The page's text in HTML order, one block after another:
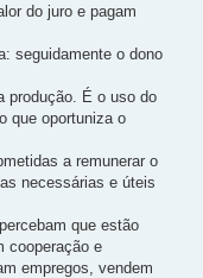
do juro e pagam
seguidamente o dono
produção. É o uso do
que oportuniza o
a remunerar o
necessárias e úteis
que estão
cooperação e
empregos, vendem